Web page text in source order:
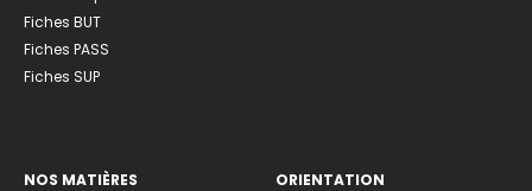
Fiches BUT
Fiches PASS
Fiches SUP
NOS MATIÈRES
ORIENTATION